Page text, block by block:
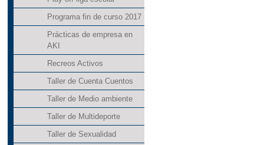
Programa fin de curso 2017
Prácticas de empresa en
AKI
Recreos Activos
Taller de Cuenta Cuentos
Taller de Medio ambiente
Taller de Multideporte
Taller de Sexualidad